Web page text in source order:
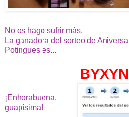
No os hago sufrir más.
La ganadora del sorteo de
Potingues es...
¡Enhorabuena,
guapísima!